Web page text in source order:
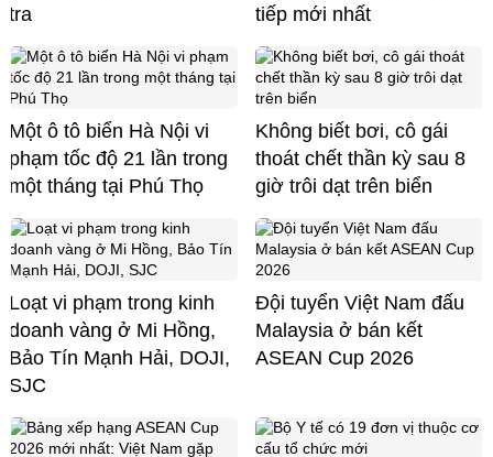
tra
tiếp mới nhất
Một ô tô biển Hà Nội vi
phạm tốc độ 21 lần trong
một tháng tại Phú Thọ
Không biết bơi, cô gái
thoát chết thần kỳ sau 8
giờ trôi dạt trên biển
Loạt vi phạm trong kinh
doanh vàng ở Mi Hồng,
Bảo Tín Mạnh Hải, DOJI,
SJC
Đội tuyển Việt Nam đấu
Malaysia ở bán kết
ASEAN Cup 2026